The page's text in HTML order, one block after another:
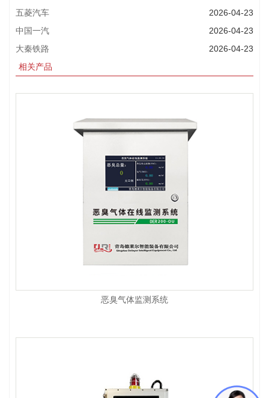
五菱汽车
2026-04-23
中国一汽
2026-04-23
大秦铁路
2026-04-23
相关产品
恶臭气体监测系统